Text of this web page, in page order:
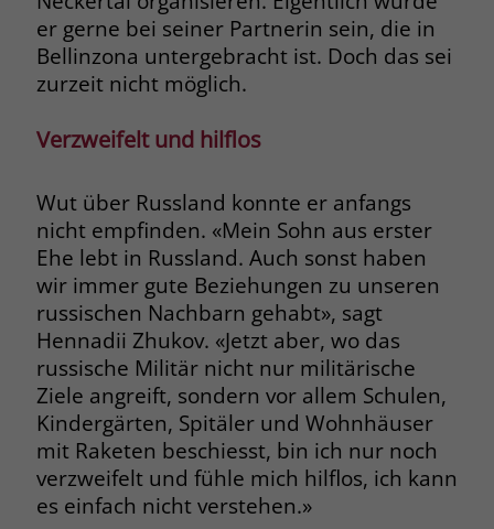
er gerne bei seiner Partnerin sein, die in
Bellinzona untergebracht ist. Doch das sei
zurzeit nicht möglich.
Verzweifelt und hilflos
Wut über Russland konnte er anfangs
nicht empfinden. «Mein Sohn aus erster
Ehe lebt in Russland. Auch sonst haben
wir immer gute Beziehungen zu unseren
russischen Nachbarn gehabt», sagt
Hennadii Zhukov. «Jetzt aber, wo das
russische Militär nicht nur militärische
Ziele angreift, sondern vor allem Schulen,
Kindergärten, Spitäler und Wohnhäuser
mit Raketen beschiesst, bin ich nur noch
verzweifelt und fühle mich hilflos, ich kann
es einfach nicht verstehen.»